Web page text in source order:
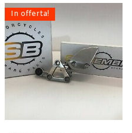
In offerta!